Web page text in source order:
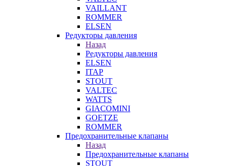
VAILLANT
ROMMER
ELSEN
Редукторы давления
Назад
Редукторы давления
ELSEN
ITAP
STOUT
VALTEC
WATTS
GIACOMINI
GOETZE
ROMMER
Предохранительные клапаны
Назад
Предохранительные клапаны
STOUT